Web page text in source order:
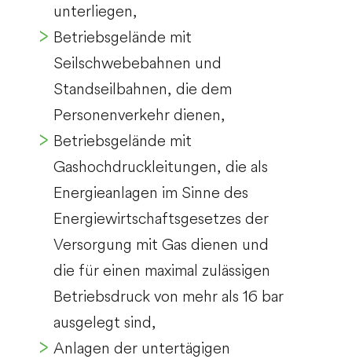
unterliegen,
Betriebsgelände mit
Seilschwebebahnen und
Standseilbahnen, die dem
Personenverkehr dienen,
Betriebsgelände mit
Gashochdruckleitungen, die als
Energieanlagen im Sinne des
Energiewirtschaftsgesetzes der
Versorgung mit Gas dienen und
die für einen maximal zulässigen
Betriebsdruck von mehr als 16 bar
ausgelegt sind,
Anlagen der untertägigen